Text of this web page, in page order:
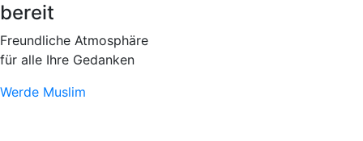
bereit
Freundliche Atmosphäre
für alle Ihre Gedanken
Werde Muslim